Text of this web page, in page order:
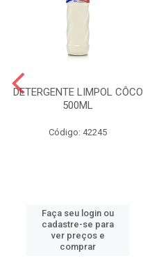
DETERGENTE LIMPOL CÔCO
500ML
Código: 42245
Faça seu login ou
cadastre-se para
ver preços e
comprar